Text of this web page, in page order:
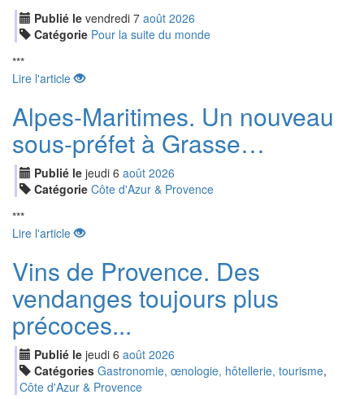
Publié le vendredi 7 août 2026
Catégorie Pour la suite du monde
***
Lire l'article
Alpes-Maritimes. Un nouveau
sous-préfet à Grasse…
Publié le jeudi 6 août 2026
Catégorie Côte d'Azur & Provence
***
Lire l'article
Vins de Provence. Des
vendanges toujours plus
précoces...
Publié le jeudi 6 août 2026
Catégories Gastronomie, œnologie, hôtellerie, tourisme,
Côte d'Azur & Provence